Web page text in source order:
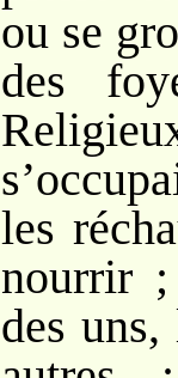
ou se
des
les
nourrir ;
des